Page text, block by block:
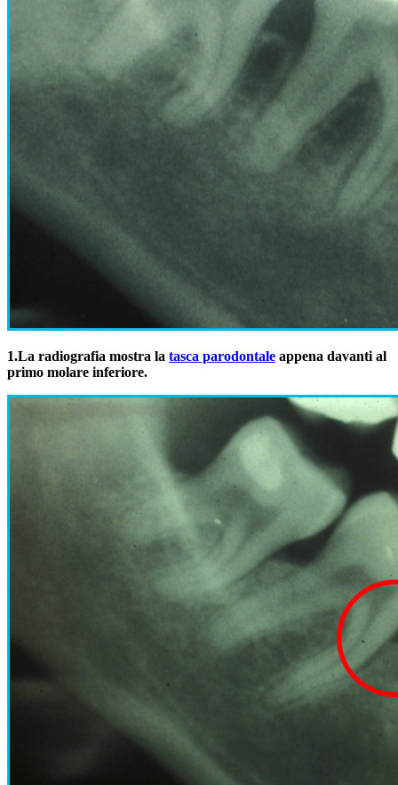
1.La radiografia mostra la tasca parodontale appena davanti al
primo molare inferiore.